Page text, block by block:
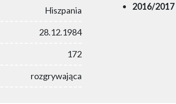
Hiszpania
28.12.1984
172
rozgrywająca
2016/2017